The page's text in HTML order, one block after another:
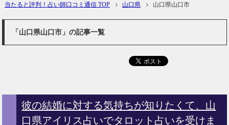
当たると評判！占い師口コミ通信 TOP 山口県 山口県山口市
「山口県山口市」の記事一覧
彼の結婚に対する気持ちが知りたくて、山
口県アイリス占いでタロット占いを受けま